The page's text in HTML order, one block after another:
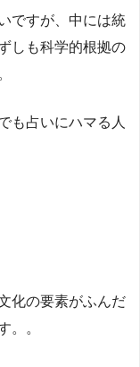
ですが、中には統
しも科学的根拠の
も占いにハマる人
化の要素がふんだ
。。